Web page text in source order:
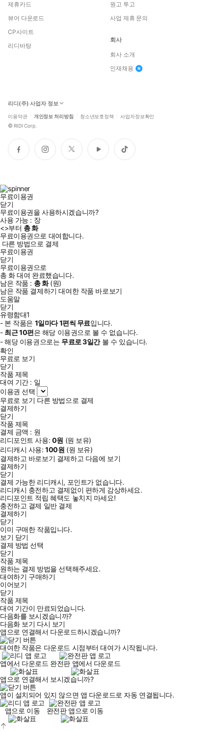
제휴카드
뷰어 다운로드
CP사이트
리디바탕
원고 투고
사업 제휴 문의
회사
회사 소개
인재채용
리디(주) 사업자 정보
이용약관 개인정보 처리방침 청소년보호정책 사업자정보확인
© RIDI Corp.
페
이
인
스
트
위
유
튜
틱
톡
무료이용권
닫기
무료이용권을 사용하시겠습니까?
사용 가능 : 장
<>부터 총화
무료이용권으로 대여합니다.
다른 방법으로 결제
무료이용권
닫기
무료이용권으로
총 화대여 완료했습니다.
남은 작품 : 총화(원)
남은 작품 결제하기 대여한 작품 바로보기
도움말
닫기
유령함대1
- 본 작품은 1일마다1편씩 무료입니다.
- 최근10편은 해당 이용권으로 볼 수 없습니다.
- 해당 이용권으로는 무료로3일간볼 수 있습니다.
확인
무료로 보기
닫기
작품 제목
대여 기간 : 일
이용권 선택
무료로 보기 다른 방법으로 결제
결제하기
닫기
작품 제목
결제 금액 : 원
리디포인트 사용: 0원 (원 보유)
리디캐시 사용:100원 (원 보유)
결제하고 바로보기 결제하고 다음에 보기
결제하기
닫기
결제 가능한 리디캐시, 포인트가 없습니다.
리디캐시 충전하고 결제없이 편하게 감상하세요.
리디포인트 적립 혜택도 놓치지 마세요!
충전하고 결제 일반 결제
결제하기
닫기
이미 구매한 작품입니다.
보기 닫기
결제 방법 선택
닫기
작품 제목
원하는 결제 방법을 선택해주세요.
대여하기 구매하기
이어보기
닫기
작품 제목
대여 기간이 만료되었습니다.
다음화를 보시겠습니까?
다음화 보기 다시 보기
앱으로 연결해서 다운로드하시겠습니까?
대여한 작품은 다운로드 시점부터 대여가 시작됩니다.
앱에서 다운로드 완전판 앱에서 다운로드
앱으로 연결해서 보시겠습니까?
앱이 설치되어 있지 않으면 앱 다운로드로 자동 연결됩니다.
앱으로 이동
완전판 앱으로 이동